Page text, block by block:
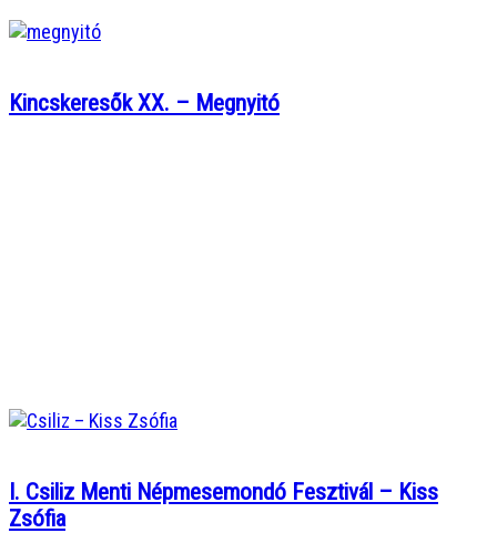
Kincskeresők XX. – Megnyitó
I. Csiliz Menti Népmesemondó Fesztivál – Kiss
Zsófia